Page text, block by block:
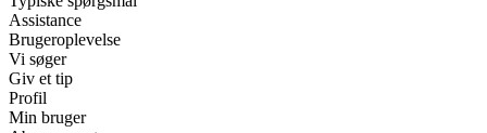
Assistance
Brugeroplevelse
Vi søger
Giv et tip
Profil
Min bruger